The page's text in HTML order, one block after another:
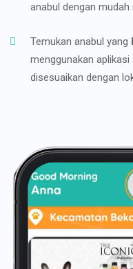
anabul dengan mudah
Temukan anabul yang
menggunakan
disesuaikan dengan